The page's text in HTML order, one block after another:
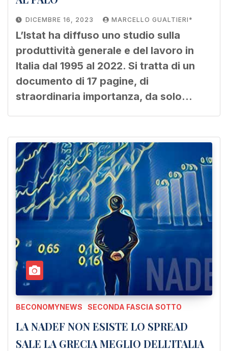
DICEMBRE 16, 2023 MARCELLO GUALTIERI*
L’Istat ha diffuso uno studio sulla
produttività generale e del lavoro in
Italia dal 1995 al 2022. Si tratta di un
documento di 17 pagine, di
straordinaria importanza, da solo…
BECONOMYNEWS SECONDA FASCIA SOTTO
LA NADEF NON ESISTE LO SPREAD
SALE LA GRECIA MEGLIO DELL’ITALIA